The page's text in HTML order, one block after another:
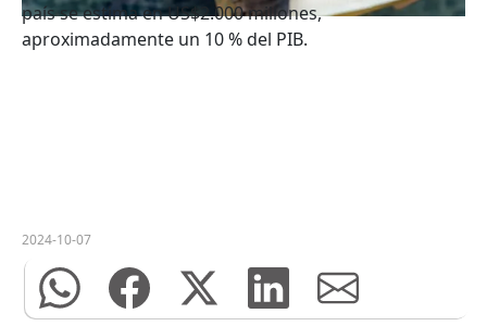
país se estima en US$2.000 millones,
aproximadamente un 10 % del PIB.
2024-10-07